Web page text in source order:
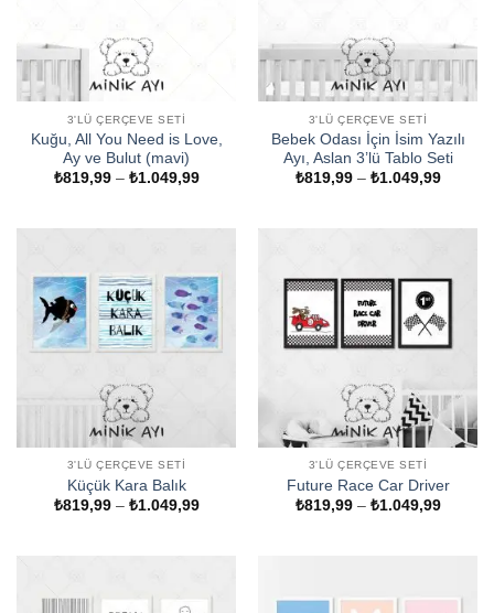
3'LÜ ÇERÇEVE SETI
Kuğu, All You Need is Love,
Ay ve Bulut (mavi)
₺819,99 – ₺1.049,99Fiyat
3'LÜ ÇERÇEVE SETI
Bebek Odası İçin İsim Yazılı
Ayı, Aslan 3’lü Tablo Seti
₺819,99 – ₺1.049,99Fiyat
3'LÜ ÇERÇEVE SETI
Küçük Kara Balık
₺819,99 – ₺1.049,99Fiyat
3'LÜ ÇERÇEVE SETI
Future Race Car Driver
₺819,99 – ₺1.049,99Fiyat